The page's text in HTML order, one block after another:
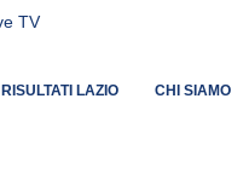
RISULTATI LAZIO CHI SIAMO